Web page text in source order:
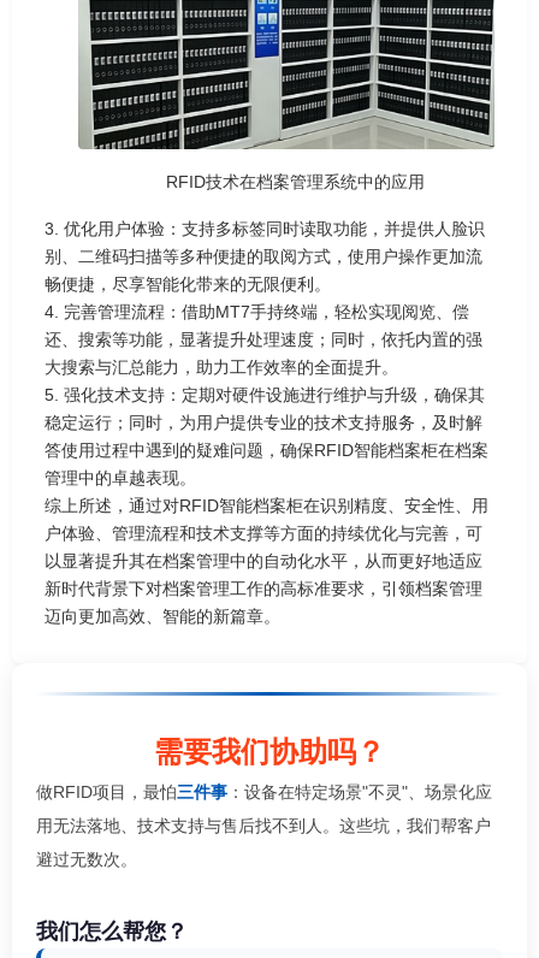
RFID技术在档案管理系统中的应用
3. 优化用户体验：支持多标签同时读取功能，并提供人脸识
别、二维码扫描等多种便捷的取阅方式，使用户操作更加流
畅便捷，尽享智能化带来的无限便利。
4. 完善管理流程：借助MT7手持终端，轻松实现阅览、偿
还、搜索等功能，显著提升处理速度；同时，依托内置的强
大搜索与汇总能力，助力工作效率的全面提升。
5. 强化技术支持：定期对硬件设施进行维护与升级，确保其
稳定运行；同时，为用户提供专业的技术支持服务，及时解
答使用过程中遇到的疑难问题，确保RFID智能档案柜在档案
管理中的卓越表现。
综上所述，通过对RFID智能档案柜在识别精度、安全性、用
户体验、管理流程和技术支撑等方面的持续优化与完善，可
以显著提升其在档案管理中的自动化水平，从而更好地适应
新时代背景下对档案管理工作的高标准要求，引领档案管理
迈向更加高效、智能的新篇章。
需要我们协助吗？
做RFID项目，最怕三件事 ：设备在特定场景"不灵"、场景化应
用无法落地、技术支持与售后找不到人。这些坑，我们帮客户
避过无数次。
我们怎么帮您？